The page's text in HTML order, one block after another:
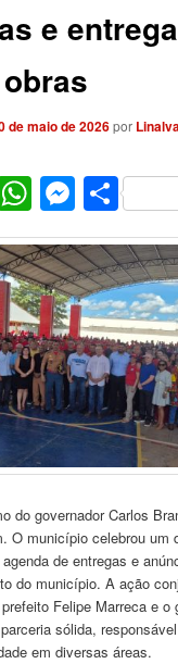
e
de maio de 2026por
do governador Carlos
O município celebrou um
de entregas e
do município. A ação
Felipe Marreca e o
sólida,
em diversas áreas.